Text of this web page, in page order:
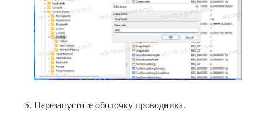
Перезапустите оболочку проводника.